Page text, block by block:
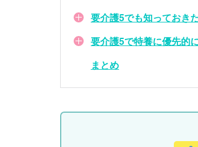
要介護5でも知っておき
要介護5で特養に優先的
まとめ